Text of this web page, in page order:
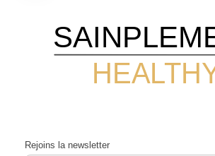
Rejoins la newsletter